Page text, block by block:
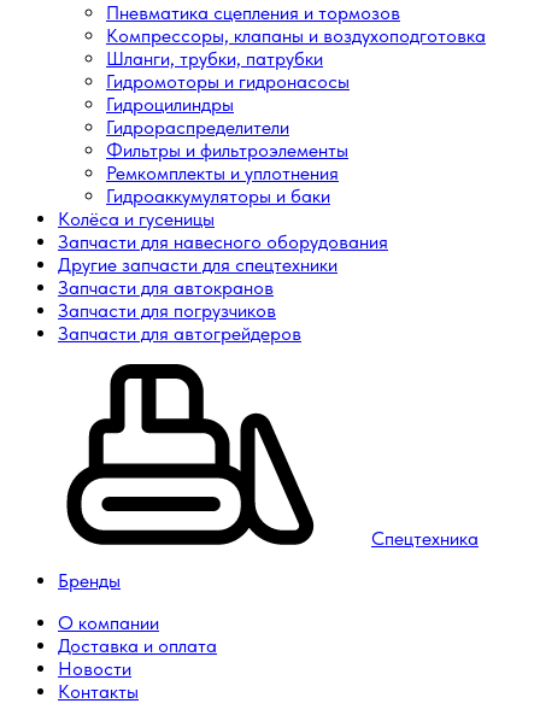
Пневматика сцепления и тормозов
Компрессоры, клапаны и воздухоподготовка
Шланги, трубки, патрубки
Гидромоторы и гидронасосы
Гидроцилиндры
Гидрораспределители
Фильтры и фильтроэлементы
Ремкомплекты и уплотнения
Гидроаккумуляторы и баки
Колёса и гусеницы
Запчасти для навесного оборудования
Другие запчасти для спецтехники
Запчасти для автокранов
Запчасти для погрузчиков
Запчасти для автогрейдеров
Спецтехника
Бренды
О компании
Доставка и оплата
Новости
Контакты